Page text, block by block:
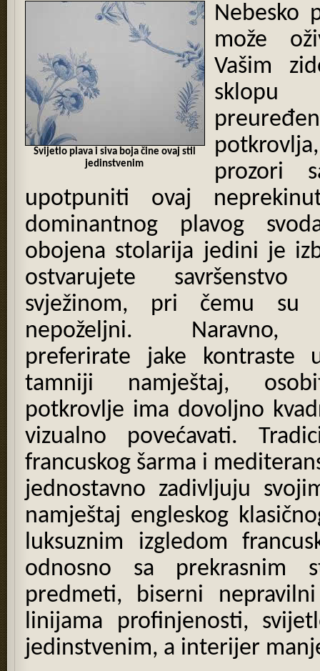
Svijetlo plava i siva boja čine ovaj stil
jedinstvenim
Nebesko
može
Vašim
sklopu
prozori
upotpuniti ovaj
dominantnog plavog
obojena stolarija jedini je
ostvarujete savršenstvo
svježinom, pri čemu su
nepoželjni. Naravno,
preferirate jake kontraste
tamniji namještaj,
potkrovlje ima dovoljno
vizualno povećavati.
francuskog šarma i
jednostavno zadivljuju
namještaj engleskog
luksuznim izgledom
odnosno sa prekrasnim
predmeti, biserni
linijama profinjenosti,
jedinstvenim, a interijer